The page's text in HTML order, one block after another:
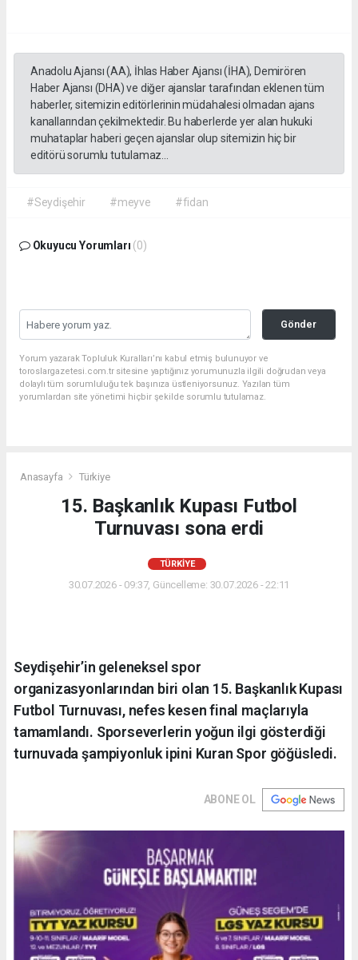
Anadolu Ajansı (AA), İhlas Haber Ajansı (İHA), Demirören
Haber Ajansı (DHA) ve diğer ajanslar tarafından eklenen tüm
haberler, sitemizin editörlerinin müdahalesi olmadan ajans
kanallarından çekilmektedir. Bu haberlerde yer alan hukuki
muhataplar haberi geçen ajanslar olup sitemizin hiç bir
editörü sorumlu tutulamaz...
#Seydişehir #meyve #fidan
Okuyucu Yorumları (0)
Gönder
Yorum yazarak Topluluk Kuralları’nı kabul etmiş bulunuyor ve
toroslargazetesi.com.tr sitesine yaptığınız yorumunuzla ilgili doğrudan veya
dolaylı tüm sorumluluğu tek başınıza üstleniyorsunuz. Yazılan tüm
yorumlardan site yönetimi hiçbir şekilde sorumlu tutulamaz.
Anasayfa Türkiye
15. Başkanlık Kupası Futbol
Turnuvası sona erdi
TÜRKIYE
30.07.2026 - 09:37, Güncelleme: 30.07.2026 - 22:11
Seydişehir’in geleneksel spor
organizasyonlarından biri olan 15. Başkanlık Kupası
Futbol Turnuvası, nefes kesen final maçlarıyla
tamamlandı. Sporseverlerin yoğun ilgi gösterdiği
turnuvada şampiyonluk ipini Kuran Spor göğüsledi.
ABONE OL